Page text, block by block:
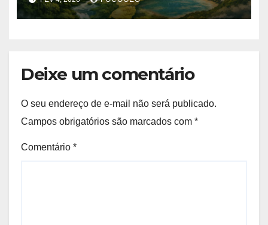
América do Sul?
Deixe um comentário
O seu endereço de e-mail não será publicado.
Campos obrigatórios são marcados com *
Comentário *